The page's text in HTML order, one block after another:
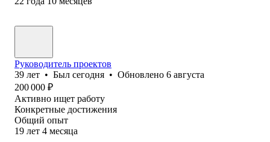
Руководитель проектов
39 лет • Был сегодня • Обновлено 6 августа
200 000 ₽
Активно ищет работу
Конкретные достижения
Общий опыт
19 лет 4 месяца